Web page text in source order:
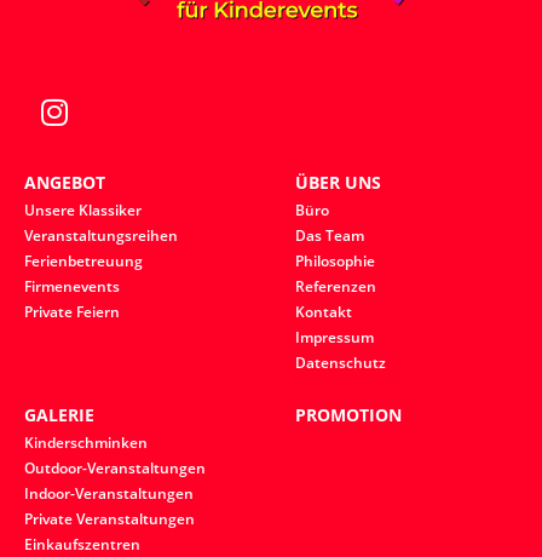
ANGEBOT
Unsere Klassiker
Veranstaltungsreihen
Ferienbetreuung
Firmenevents
Private Feiern
ÜBER UNS
Büro
Das Team
Philosophie
Referenzen
Kontakt
Impressum
Datenschutz
GALERIE
Kinderschminken
Outdoor-Veranstaltungen
Indoor-Veranstaltungen
Private Veranstaltungen
Einkaufszentren
PROMOTION